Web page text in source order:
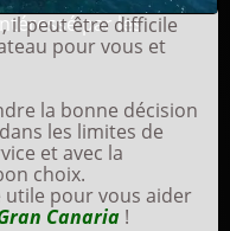
par les
, il peut être difficile
pour vous et
la bonne décision
les limites de
et avec la
choix.
utile pour vous aider
Canaria !